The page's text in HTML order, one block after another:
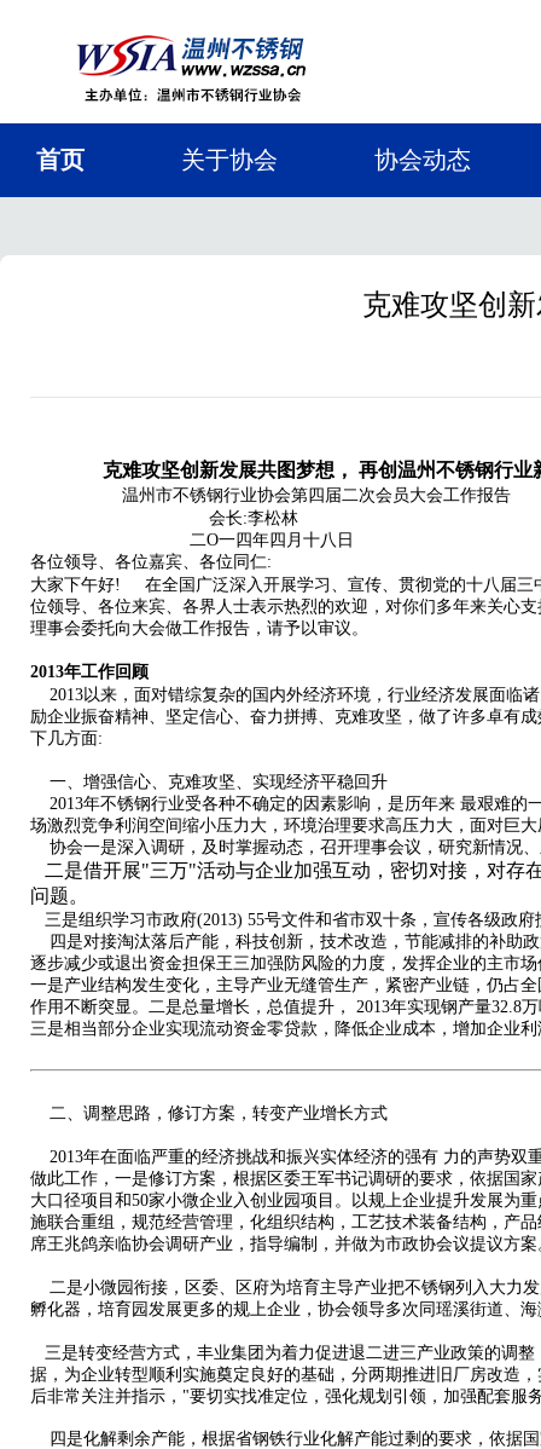
首页 关于协会 协会动态
克难攻坚创
克难攻坚创新发展共图梦想， 再创温州不锈钢行业
温州市不锈钢行业协会第四届二次会员大会工作报告
会长:李松林
二O一四年四月十八日
各位领导、各位嘉宾、各位同仁:
大家下午好!
在全国广泛深入开展学习、宣传、贯彻党的十八届
位领导、各位来宾、各界人士表示热烈的欢迎，对你们多年来关心
理事会委托向大会做工作报告，请予以审议。
2013年工作回顾
2013以来，面对错综复杂的国内外经济环境，行业经济发展面临
励企业振奋精神、坚定信心、奋力拼搏、克难攻坚，做了许多卓有
下几方面:
一、增强信心、克难攻坚、实现经济平稳回升
2013年不锈钢行业受各种不确定的因素影响，是历年来 最艰难的
场激烈竞争利润空间缩小压力大，环境治理要求高压力大，面对巨
协会一是深入调研，及时掌握动态，召开理事会议，研究新情况
二是借开展"三万"活动与企业加强互动，密切对接，对存
问题。
三是组织学习市政府(2013) 55号文件和省市双十条，宣传各级政
四是对接淘汰落后产能，科技创新，技术改造，节能减排的补助
逐步减少或退出资金担保王三加强防风险的力度，发挥企业的主市
一是产业结构发生变化，主导产业无缝管生产，紧密产业链，仍占
作用不断突显。二是总量增长，总值提升， 2013年实现钢产量32.8
三是相当部分企业实现流动资金零贷款，降低企业成本，增加企业
二、调整思路，修订方案，转变产业增长方式
2013年在面临严重的经济挑战和振兴实体经济的强有 力的声势双
做此工作，一是修订方案，根据区委王军书记调研的要求，依据国
大口径项目和50家小微企业入创业园项目。以规上企业提升发展为
施联合重组，规范经营管理，化组织结构，工艺技术装备结构，产
席王兆鸽亲临协会调研产业，指导编制，并做为市政协会议提议方
二是小微园衔接，区委、区府为培育主导产业把不锈钢列入大力
孵化器，培育园发展更多的规上企业，协会领导多次同瑶溪街道、
三是转变经营方式，丰业集团为着力促进退二进三产业政策的调
据，为企业转型顺利实施奠定良好的基础，分两期推进旧厂房改造
后非常关注并指示，"要切实找准定位，强化规划引领，加强配套
四是化解剩余产能，根据省钢铁行业化解产能过剩的要求，依据